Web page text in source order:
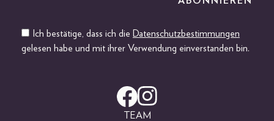
Ich bestätige, dass ich die Datenschutzbestimmungen
gelesen habe und mit ihrer Verwendung einverstanden bin.
TEAM